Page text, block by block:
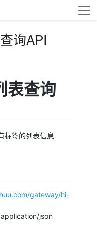
询API
表查询
标签的列表信息
gateway/hi-
json